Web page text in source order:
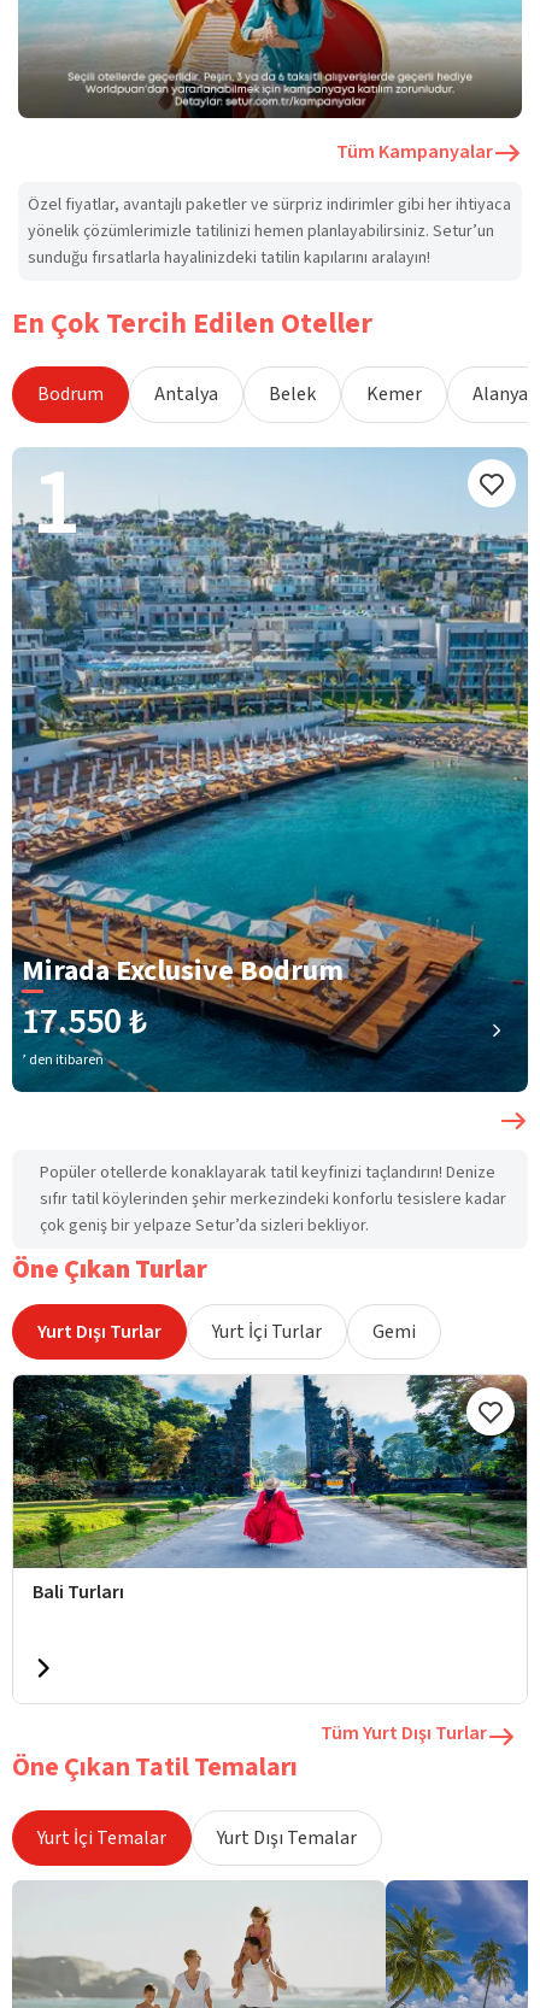
Tüm Kampanyalar
Özel fiyatlar, avantajlı paketler ve sürpriz indirimler gibi her ihtiyaca
yönelik çözümlerimizle tatilinizi hemen planlayabilirsiniz. Setur’un
sunduğu fırsatlarla hayalinizdeki tatilin kapılarını aralayın!
En Çok Tercih Edilen Oteller
Bodrum Antalya Belek Kemer Alanya
1
Mirada Exclusive Bodrum
17.550 ₺
’ den itibaren
Popüler otellerde konaklayarak tatil keyfinizi taçlandırın! Denize
sıfır tatil köylerinden şehir merkezindeki konforlu tesislere kadar
çok geniş bir yelpaze Setur’da sizleri bekliyor.
Öne Çıkan Turlar
Yurt Dışı Turlar Yurt İçi Turlar Gemi
Bali Turları
Tüm Yurt Dışı Turlar
Öne Çıkan Tatil Temaları
Yurt İçi Temalar Yurt Dışı Temalar